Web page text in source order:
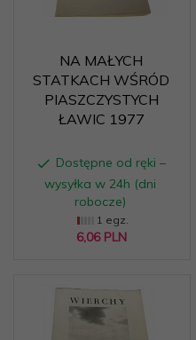
NA MAŁYCH
STATKACH WŚRÓD
PIASZCZYSTYCH
ŁAWIC 1977
Dostępne od ręki –
wysyłka w 24h (dni
robocze)
1 egz.
6,06 PLN